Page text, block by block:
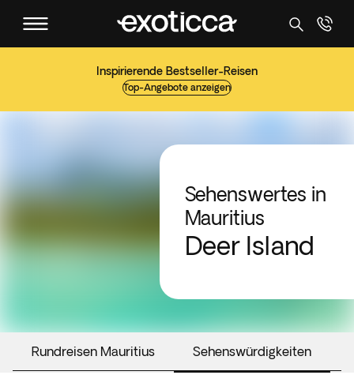
Inspirierende Bestseller-Reisen
Top-Angebote anzeigen
Sehenswertes in
Mauritius
Deer Island
Rundreisen Mauritius Sehenswürdigkeiten